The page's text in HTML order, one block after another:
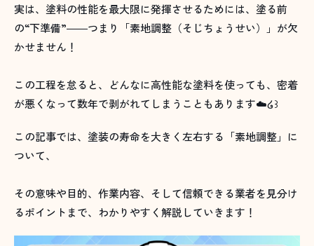
実は、塗料の性能を最大限に発揮させるためには、塗る前
の“下準備”――つまり「素地調整（そじちょうせい）」が欠
かせません！
この工程を怠ると、どんなに高性能な塗料を使っても、密着
が悪くなって数年で剥がれてしまうこともあります☁️໒꒱
この記事では、塗装の寿命を大きく左右する「素地調整」に
ついて、
その意味や目的、作業内容、そして信頼できる業者を見分け
るポイントまで、わかりやすく解説していきます！